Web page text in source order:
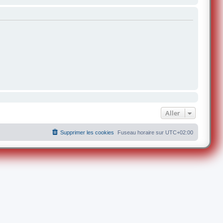
Aller
Fuseau horaire sur UTC+02:00
Supprimer les cookies